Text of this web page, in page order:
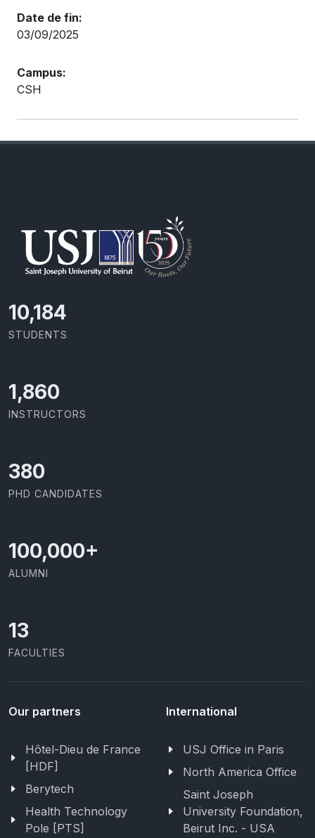
Date de fin:
03/09/2025
Campus:
CSH
10,801
STUDENTS
1,973
INSTRUCTORS
403
PHD CANDIDATES
100,000+
ALUMNI
13
FACULTIES
Our partners
Hôtel-Dieu de France
[HDF]
Berytech
Health Technology
Pole [PTS]
International
USJ Office in Paris
North America Office
Saint Joseph
University Foundation,
Beirut Inc. - USA